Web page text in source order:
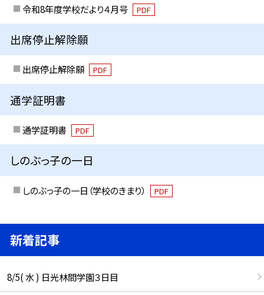
令和8年度学校だより４月号 PDF
出席停止解除願
出席停止解除願 PDF
通学証明書
通学証明書 PDF
しのぶっ子の一日
しのぶっ子の一日（学校のきまり） PDF
新着記事
8/5( 水 ) 日光林間学園３日目